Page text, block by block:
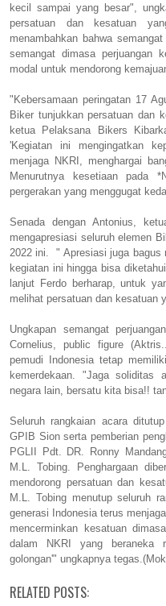
kecil sampai yang besar",
persatuan dan kesatuan
menambahkan bahwa
semangat dimasa perjuangan
modal untuk mendorong
"Kebersamaan peringatan 17
Biker tunjukkan persatuan dan
ketua Pelaksana Bikers
'Kegiatan ini mengingatkan
menjaga NKRI, menghargai
Menurutnya kesetiaan pada
pergerakan yang menggugat
Senada dengan Antonius,
mengapresiasi seluruh elemen
2022 ini. " Apresiasi juga bagus
kegiatan ini hingga bisa
lanjut Ferdo berharap, untuk
melihat persatuan dan kesatuan
Ungkapan semangat
Cornelius, public figure
pemudi Indonesia tetap
kemerdekaan. "Jaga soliditas
negara lain, bersatu kita bisa!!
Seluruh rangkaian acara
GPIB Sion serta pemberian
PGLII Pdt. DR. Ronny
M.L. Tobing. Penghargaan
mendorong persatuan dan
M.L. Tobing menutup seluruh
generasi Indonesia terus
mencerminkan kesatuan
dalam NKRI yang beraneka
golongan'" ungkapnya
RELATED POSTS: